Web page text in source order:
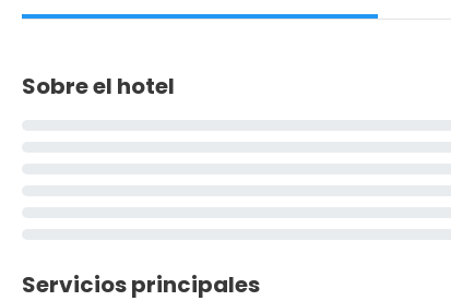
Sobre el hotel
Servicios principales